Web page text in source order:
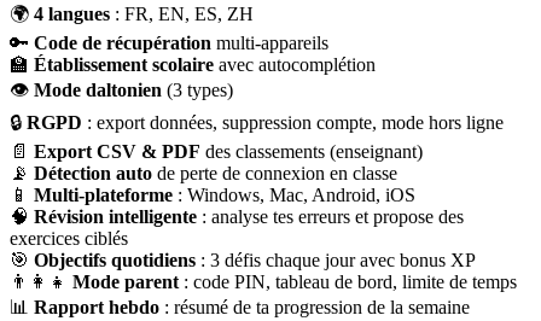
🌍 4 langues : FR, EN, ES, ZH
🔑 Code de récupération multi-appareils
🏫 Établissement scolaire avec autocomplétion
👁 Mode daltonien (3 types)
🔒 RGPD : export données, suppression compte, mode hors ligne
📄 Export CSV & PDF des classements (enseignant)
📡 Détection auto de perte de connexion en classe
📱 Multi-plateforme : Windows, Mac, Android, iOS
🧠 Révision intelligente : analyse tes erreurs et propose des
exercices ciblés
🎯 Objectifs quotidiens : 3 défis chaque jour avec bonus XP
👨‍👩‍👧 Mode parent : code PIN, tableau de bord, limite de temps
📊 Rapport hebdo : résumé de ta progression de la semaine